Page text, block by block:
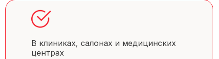
В клиниках, салонах и медицинских
центрах